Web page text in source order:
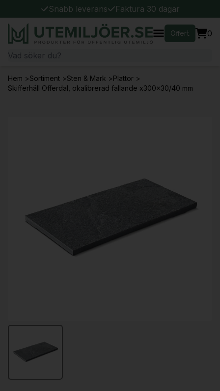
Snabb leverans Faktura 30 dagar
Offert 0
Hem >Sortiment >Sten & Mark >Plattor >
Skifferhäll Offerdal, okalibrerad fallande x300x30/40 mm